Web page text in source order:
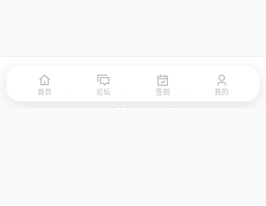
首页 签到 积分商城 站点地图
© 2026 LLBBS 乐乐论坛 · 独立开发者阿乐出品
首页 论坛 签到 我的